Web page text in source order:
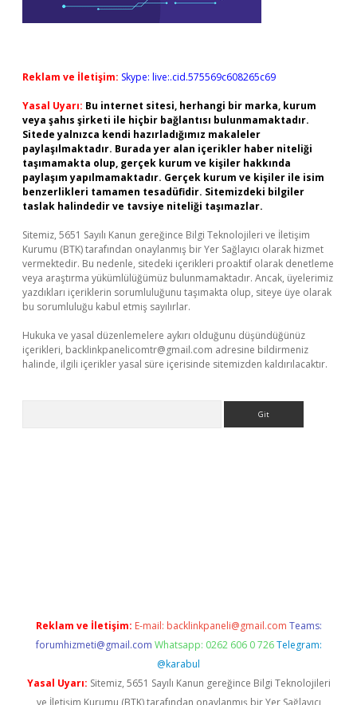
Reklam ve İletişim: Skype: live:.cid.575569c608265c69
Yasal Uyarı: Bu internet sitesi, herhangi bir marka, kurum
veya şahıs şirketi ile hiçbir bağlantısı bulunmamaktadır.
Sitede yalnızca kendi hazırladığımız makaleler
paylaşılmaktadır. Burada yer alan içerikler haber niteliği
taşımamakta olup, gerçek kurum ve kişiler hakkında
paylaşım yapılmamaktadır. Gerçek kurum ve kişiler ile isim
benzerlikleri tamamen tesadüfidir. Sitemizdeki bilgiler
taslak halindedir ve tavsiye niteliği taşımazlar.
Sitemiz, 5651 Sayılı Kanun gereğince Bilgi Teknolojileri ve İletişim
Kurumu (BTK) tarafından onaylanmış bir Yer Sağlayıcı olarak hizmet
vermektedir. Bu nedenle, sitedeki içerikleri proaktif olarak denetleme
veya araştırma yükümlülüğümüz bulunmamaktadır. Ancak, üyelerimiz
yazdıkları içeriklerin sorumluluğunu taşımakta olup, siteye üye olarak
bu sorumluluğu kabul etmiş sayılırlar.
Hukuka ve yasal düzenlemelere aykırı olduğunu düşündüğünüz
içerikleri, backlinkpanelicomtr@gmail.com adresine bildirmeniz
halinde, ilgili içerikler yasal süre içerisinde sitemizden kaldırılacaktır.
Reklam ve İletişim: E-mail: backlinkpaneli@gmail.com Teams:
forumhizmeti@gmail.com Whatsapp: 0262 606 0 726 Telegram:
@karabul
Yasal Uyarı: Sitemiz, 5651 Sayılı Kanun gereğince Bilgi Teknolojileri
ve İletişim Kurumu (BTK) tarafından onaylanmış bir Yer Sağlayıcı